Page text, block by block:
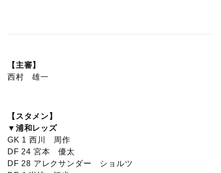
【主審】
西村 雄一
【スタメン】
▼浦和レッズ
GK 1 西川 周作
DF 24 宮本 優太
DF 28 アレクサンダー ショルツ